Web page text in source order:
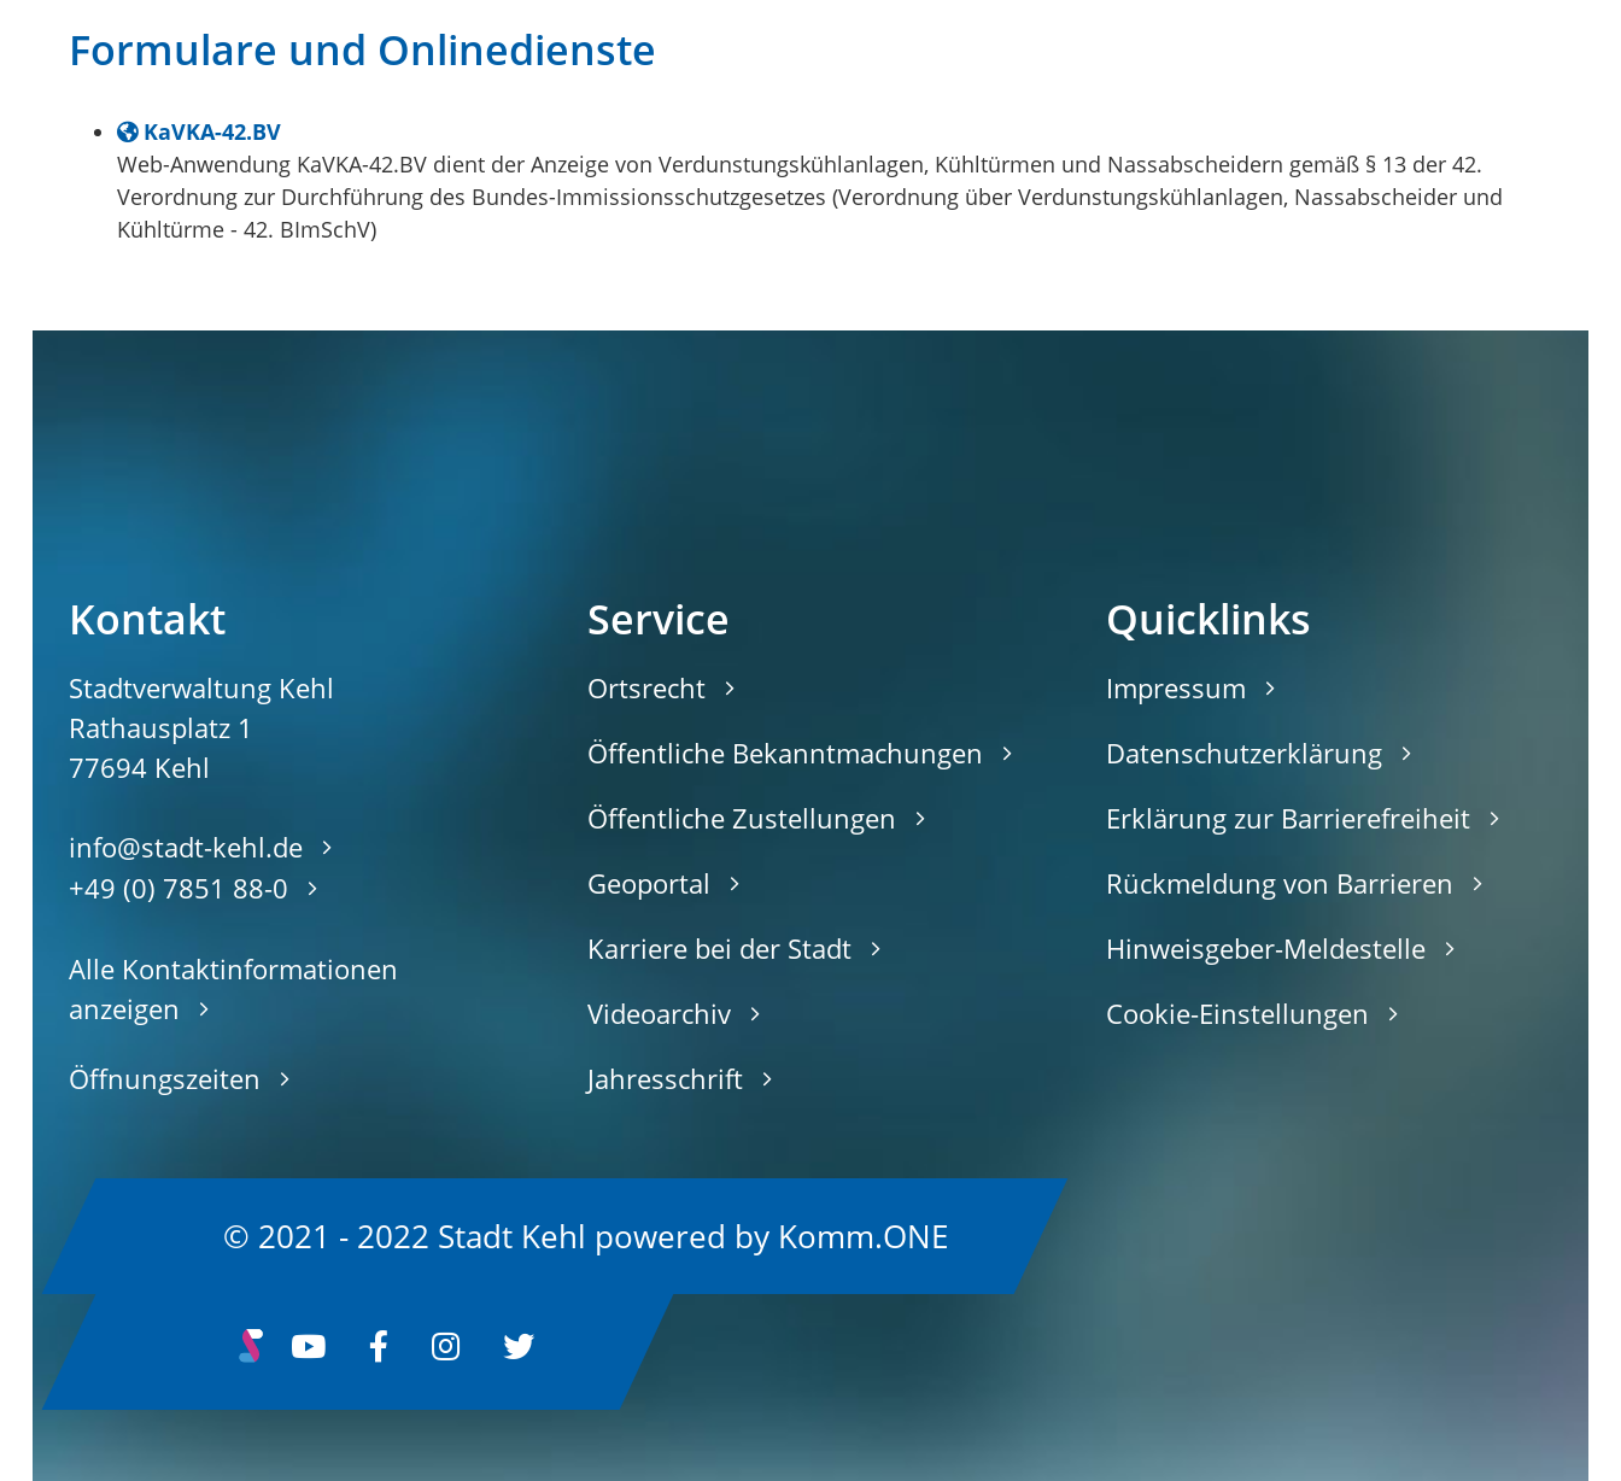
Formulare und Onlinedienste
KaVKA-42.BV
Web-Anwendung KaVKA-42.BV dient der Anzeige von Verdunstungskühlanlagen, Kühltürmen und Nassabscheidern gemäß § 13 der 42.
Verordnung zur Durchführung des Bundes-Immissionsschutzgesetzes (Verordnung über Verdunstungskühlanlagen, Nassabscheider und
Kühltürme - 42. BImSchV)
Kontakt
Stadtverwaltung Kehl
Rathausplatz 1
77694 Kehl
info@stadt-kehl.de
+49 (0) 7851 88-0
Alle Kontaktinformationen
anzeigen
Öffnungszeiten
Service
Ortsrecht
Öffentliche Bekanntmachungen
Öffentliche Zustellungen
Geoportal
Karriere bei der Stadt
Videoarchiv
Jahresschrift
Quicklinks
Impressum
Datenschutzerklärung
Erklärung zur Barrierefreiheit
Rückmeldung von Barrieren
Hinweisgeber-Meldestelle
Cookie-Einstellungen
© 2021 - 2022 Stadt Kehl powered by Komm.ONE